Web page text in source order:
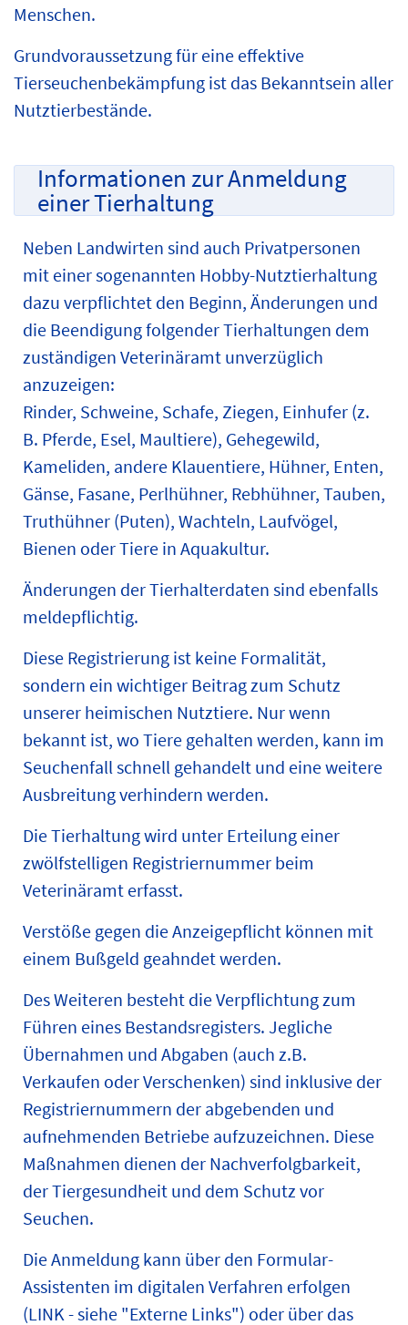
Menschen.
Grundvoraussetzung für eine effektive
Tierseuchenbekämpfung ist das Bekanntsein aller
Nutztierbestände.
Informationen zur Anmeldung
einer Tierhaltung
Neben Landwirten sind auch Privatpersonen
mit einer sogenannten Hobby-Nutztierhaltung
dazu verpflichtet den Beginn, Änderungen und
die Beendigung folgender Tierhaltungen dem
zuständigen Veterinäramt unverzüglich
anzuzeigen:
Rinder, Schweine, Schafe, Ziegen, Einhufer (z.
B. Pferde, Esel, Maultiere), Gehegewild,
Kameliden, andere Klauentiere, Hühner, Enten,
Gänse, Fasane, Perlhühner, Rebhühner, Tauben,
Truthühner (Puten), Wachteln, Laufvögel,
Bienen oder Tiere in Aquakultur.
Änderungen der Tierhalterdaten sind ebenfalls
meldepflichtig.
Diese Registrierung ist keine Formalität,
sondern ein wichtiger Beitrag zum Schutz
unserer heimischen Nutztiere. Nur wenn
bekannt ist, wo Tiere gehalten werden, kann im
Seuchenfall schnell gehandelt und eine weitere
Ausbreitung verhindern werden.
Die Tierhaltung wird unter Erteilung einer
zwölfstelligen Registriernummer beim
Veterinäramt erfasst.
Verstöße gegen die Anzeigepflicht können mit
einem Bußgeld geahndet werden.
Des Weiteren besteht die Verpflichtung zum
Führen eines Bestandsregisters. Jegliche
Übernahmen und Abgaben (auch z.B.
Verkaufen oder Verschenken) sind inklusive der
Registriernummern der abgebenden und
aufnehmenden Betriebe aufzuzeichnen. Diese
Maßnahmen dienen der Nachverfolgbarkeit,
der Tiergesundheit und dem Schutz vor
Seuchen.
Die Anmeldung kann über den Formular-
Assistenten im digitalen Verfahren erfolgen
(LINK - siehe "Externe Links") oder über das